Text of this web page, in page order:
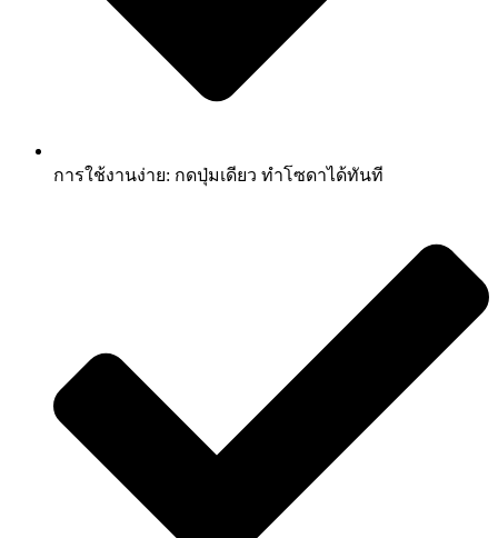
การใช้งานง่าย: กดปุ่มเดียว ทำโซดาได้ทันที